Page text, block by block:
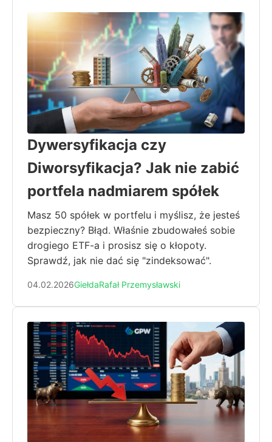
Dywersyfikacja czy
Diworsyfikacja? Jak nie zabić
portfela nadmiarem spółek
Masz 50 spółek w portfelu i myślisz, że jesteś
bezpieczny? Błąd. Właśnie zbudowałeś sobie
drogiego ETF-a i prosisz się o kłopoty.
Sprawdź, jak nie dać się "zindeksować".
04.02.2026GiełdaRafał Przemysławski